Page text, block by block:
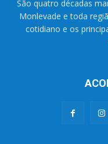
São quatro décadas
Monlevade e toda
cotidiano e os